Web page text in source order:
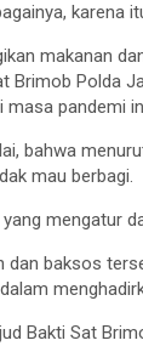
karena
makanan
Brimob Polda
pandemi
bahwa
mau berbagi.
yang mengatur
dan baksos
Bakti Sat